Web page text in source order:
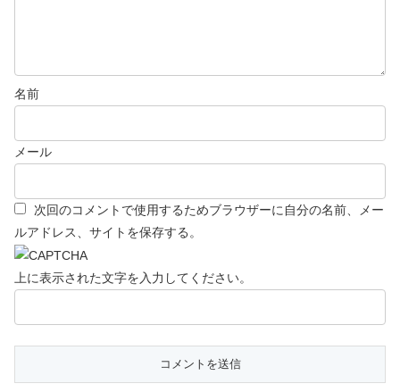
名前
メール
次回のコメントで使用するためブラウザーに自分の名前、メー
ルアドレス、サイトを保存する。
上に表示された文字を入力してください。